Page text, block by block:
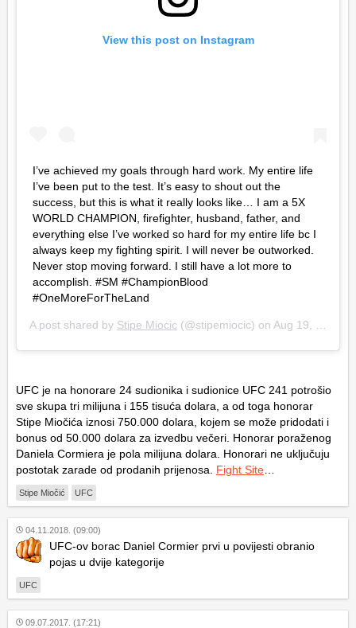
View this post on Instagram
I’ve achieved my goals through hard work. My entire life
I’ve been put to the test. It’s easy to shout out the
success, but this is what it really looks like… I am a 5X
WORLD CHAMPION, firefighter, husband, father, and
everything else I’ve worked so hard for my entire life bc I
always keep my fighting spirit. I will never be outworked.
Never stop moving forward. I still have a lot more to
accomplish. #SM #ChampionBlood
#OneMoreForTheLand
A post shared by Stipe Miocic (@stipemiocic) on Aug 19, 2019 at 10:05pm PDT
UFC je na honorare 24 sudionika i sudionice UFC 241 potrošio
sve skupa tri milijuna i 155 tisuća dolara, a od toga honorar
Stipe Miočića iznosi 750.000 dolara, kojem se može pridodati i
bonus od 50.000 dolara za izvedbu večeri. Honorar poraženog
Daniela Cormiera je pola milijuna dolara. Honorari ne uključuju
postotak zarade od prodanih prijenosa. Fight Site
Stipe Miočić UFC
04.11.2018. (09:00)
UFC-ov borac Daniel Cormier prvi u povijesti obranio
pojas u dvije kategorije
UFC
09.07.2017. (17:21)